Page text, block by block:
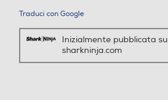
Traduci con Google
Inizialmente pubblicata su
sharkninja.com